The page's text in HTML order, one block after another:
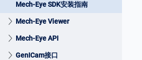
Mech-Eye SDK安装指南
Mech-Eye Viewer
Mech-Eye API
GenICam接口